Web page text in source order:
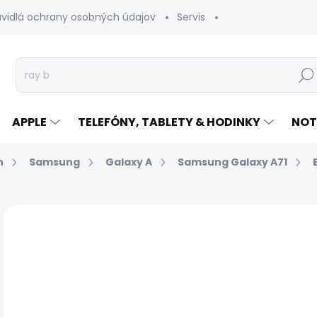
ochrany osobných údajov Servis
Hľadať
APPLE TELEFÓNY, TABLETY & HODINKY
Samsung Galaxy A Samsung Galaxy A71